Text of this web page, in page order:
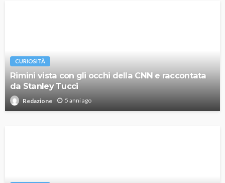
CURIOSITÀ
Rimini vista con gli occhi della CNN e raccontata
da Stanley Tucci
Redazione 5 anni ago